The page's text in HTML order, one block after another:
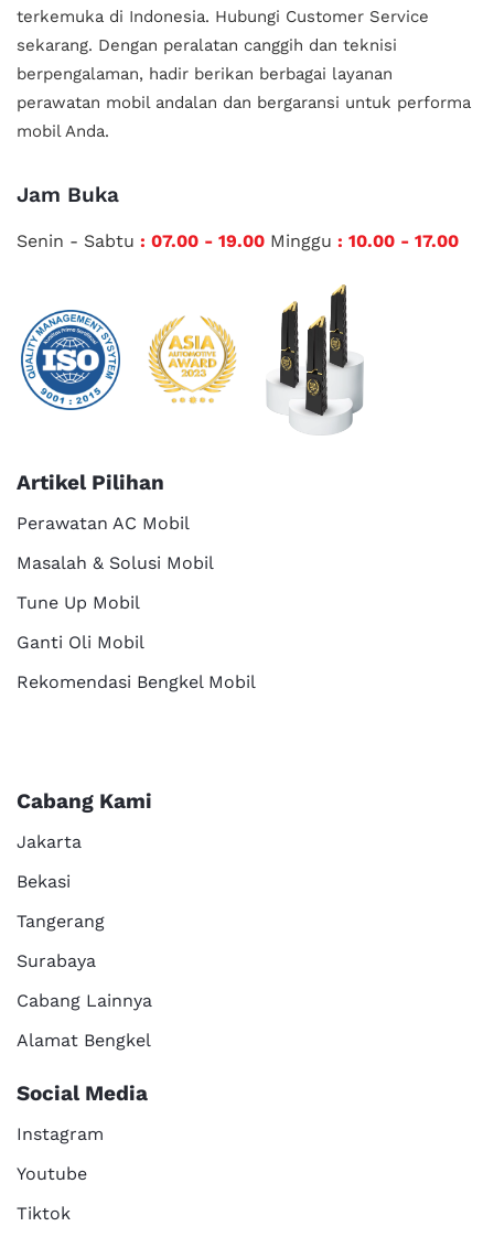
terkemuka di Indonesia. Hubungi Customer Service
sekarang. Dengan peralatan canggih dan teknisi
berpengalaman, hadir berikan berbagai layanan
perawatan mobil andalan dan bergaransi untuk performa
mobil Anda.
Jam Buka
Senin - Sabtu : 07.00 - 19.00 Minggu : 10.00 - 17.00
Artikel Pilihan
Perawatan AC Mobil
Masalah & Solusi Mobil
Tune Up Mobil
Ganti Oli Mobil
Rekomendasi Bengkel Mobil
Cabang Kami
Jakarta
Bekasi
Tangerang
Surabaya
Cabang Lainnya
Alamat Bengkel
Social Media
Instagram
Youtube
Tiktok